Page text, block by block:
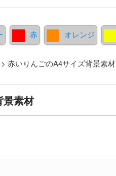
赤 オレンジ
> 赤いりんごのA4サイズ背景素材
景素材